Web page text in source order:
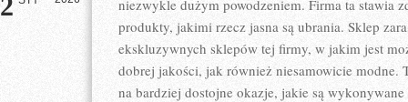
niezwykle dużym powodzeniem. Firma ta stawia
produkty, jakimi rzecz jasna są ubrania. Sklep
ekskluzywnych sklepów tej firmy, w jakim jest
dobrej jakości, jak również niesamowicie modne.
na bardziej dostojne okazje, jakie są